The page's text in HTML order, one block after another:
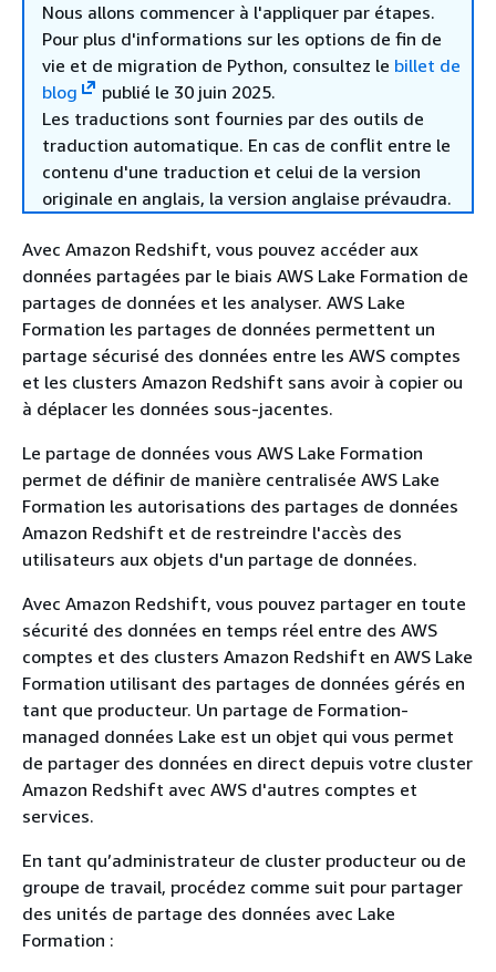
Nous allons commencer à l'appliquer par étapes.
Pour plus d'informations sur les options de fin de
vie et de migration de Python, consultez le billet de
blog
publié le 30 juin 2025.
Les traductions sont fournies par des outils de
traduction automatique. En cas de conflit entre le
contenu d'une traduction et celui de la version
originale en anglais, la version anglaise prévaudra.
Avec Amazon Redshift, vous pouvez accéder aux
données partagées par le biais AWS Lake Formation de
partages de données et les analyser. AWS Lake
Formation les partages de données permettent un
partage sécurisé des données entre les AWS comptes
et les clusters Amazon Redshift sans avoir à copier ou
à déplacer les données sous-jacentes.
Le partage de données vous AWS Lake Formation
permet de définir de manière centralisée AWS Lake
Formation les autorisations des partages de données
Amazon Redshift et de restreindre l'accès des
utilisateurs aux objets d'un partage de données.
Avec Amazon Redshift, vous pouvez partager en toute
sécurité des données en temps réel entre des AWS
comptes et des clusters Amazon Redshift en AWS Lake
Formation utilisant des partages de données gérés en
tant que producteur. Un partage de Formation-
managed données Lake est un objet qui vous permet
de partager des données en direct depuis votre cluster
Amazon Redshift avec AWS d'autres comptes et
services.
En tant qu’administrateur de cluster producteur ou de
groupe de travail, procédez comme suit pour partager
des unités de partage des données avec Lake
Formation :